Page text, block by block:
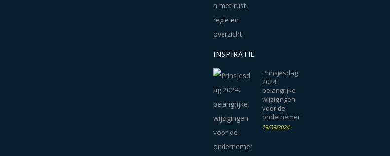
INSPIRATIE
Prinsjesdag
2024:
belangrijke
wijzigingen
voor de
ondernemer
19/09/2024